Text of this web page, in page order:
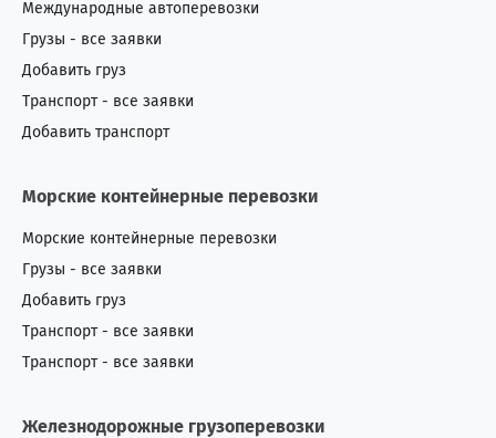
Международные автоперевозки
Грузы - все заявки
Добавить груз
Транспорт - все заявки
Добавить транспорт
Морские контейнерные перевозки
Морские контейнерные перевозки
Грузы - все заявки
Добавить груз
Транспорт - все заявки
Транспорт - все заявки
Железнодорожные грузоперевозки